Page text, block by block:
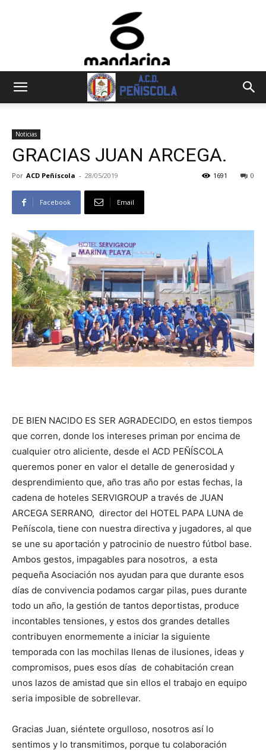
Noticias
GRACIAS JUAN ARCEGA.
Por ACD Peñíscola - 28/05/2019 0
1691
Facebook Email
DE BIEN NACIDO ES SER AGRADECIDO, en estos tiempos
que corren, donde los intereses priman por encima de
cualquier otro aliciente, desde el ACD PEÑÍSCOLA
queremos poner en valor el detalle de generosidad y
desprendimiento que, año tras año por estas fechas, la
cadena de hoteles SERVIGROUP a través de JUAN
ARCEGA SERRANO, director del HOTEL PAPA LUNA de
Peñíscola, tiene con nuestra directiva y jugadores, al que
se une su aportación y patrocinio de nuestro fútbol base.
Ambos gestos, impagables para nosotros, a esta
pequeña Asociación nos ayudan para que durante esos
días de convivencia podamos cargar pilas, pues durante
todo un año, la gestión de tantos deportistas, produce
incontables tensiones, y estos dos grandes detalles
contribuyen enormemente a iniciar la siguiente
temporada con las mochilas llenas de ilusiones, ideas y
compromisos, pues esos días de cohabitación crean
unos lazos de amistad que sin ellos el trabajo en equipo
seria imposible de sobrellevar.
Gracias Juan, siéntete orgulloso, nosotros así lo
sentimos y lo transmitimos, porque tu colaboración